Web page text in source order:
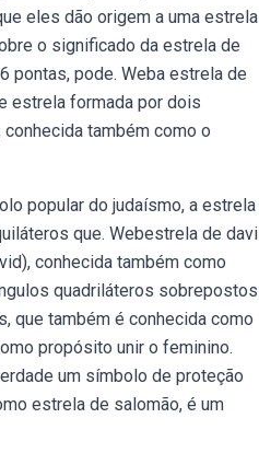
eles dão origem a uma estrela
o significado da estrela de
pontas, pode. Weba estrela de
estrela formada por dois
também como o
popular do judaísmo, a estrela
que. Webestrela de davi
conhecida também como
quadriláteros sobrepostos
que também é conhecida como
propósito unir o feminino.
um símbolo de proteção
estrela de salomão, é um